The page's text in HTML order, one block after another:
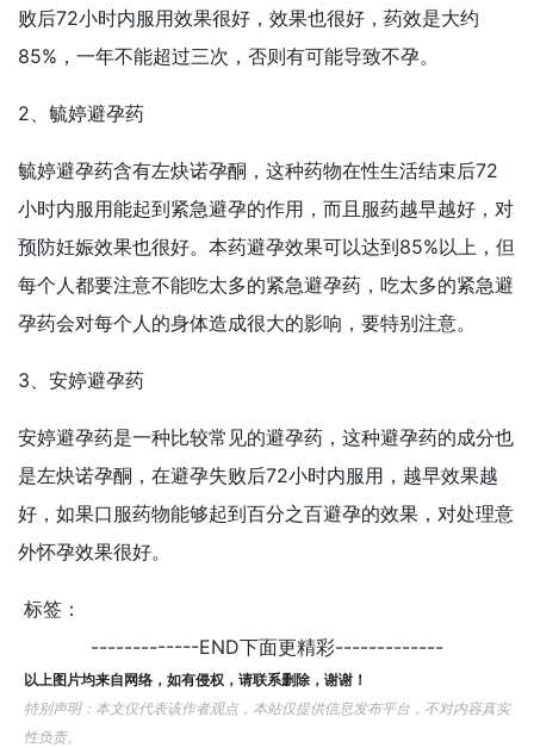
败后72小时内服用效果很好，效果也很好，药效是大约
85%，一年不能超过三次，否则有可能导致不孕。
2、毓婷避孕药
毓婷避孕药含有左炔诺孕酮，这种药物在性生活结束后72
小时内服用能起到紧急避孕的作用，而且服药越早越好，对
预防妊娠效果也很好。本药避孕效果可以达到85%以上，但
每个人都要注意不能吃太多的紧急避孕药，吃太多的紧急避
孕药会对每个人的身体造成很大的影响，要特别注意。
3、安婷避孕药
安婷避孕药是一种比较常见的避孕药，这种避孕药的成分也
是左炔诺孕酮，在避孕失败后72小时内服用，越早效果越
好，如果口服药物能够起到百分之百避孕的效果，对处理意
外怀孕效果很好。
标签：
-------------END下面更精彩-------------
以上图片均来自网络，如有侵权，请联系删除，谢谢！
特别声明：本文仅代表该作者观点，本站仅提供信息发布平台，不对内容真实
性负责。